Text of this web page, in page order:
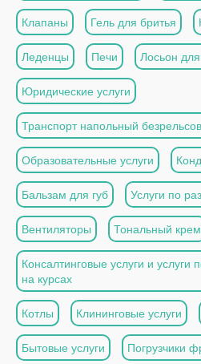
Клапаны Гель для бритья
Леденцы Печи Лосьон
Юридические услуги
Транспорт напольный
Образовательные услуги
Бальзам для губ Услуги по
Вентиляторы Тональный крем
Консалтинговые услуги и
на курсах
Котлы Клининговые услуги
Бытовые услуги Погрузчики